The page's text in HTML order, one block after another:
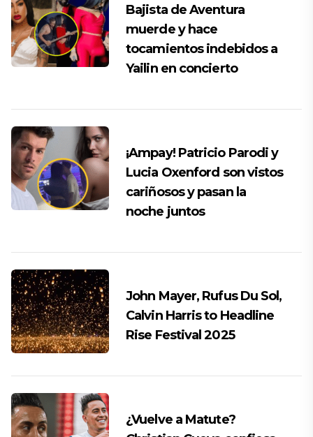
Bajista de Aventura
muerde y hace
tocamientos indebidos a
Yailin en concierto
¡Ampay! Patricio Parodi y
Lucia Oxenford son vistos
cariñosos y pasan la
noche juntos
John Mayer, Rufus Du Sol,
Calvin Harris to Headline
Rise Festival 2025
¿Vuelve a Matute?